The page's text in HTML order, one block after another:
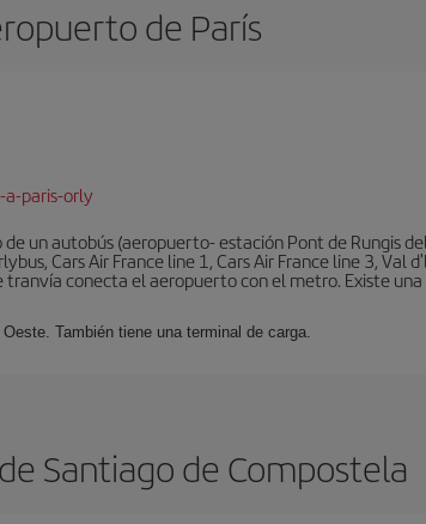
de París
paris-orly
un autobús (aeropuerto- estación Pont de Rungis
Cars Air France line 1, Cars Air France line 3,
conecta el aeropuerto con el metro. Existe
También tiene una terminal de carga.
Santiago de Compostela